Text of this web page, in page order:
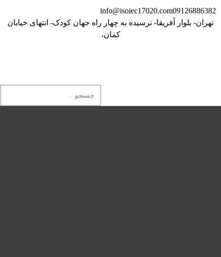
09126886382
info@isoiec17020.com
تهران- بلوار آفریقا- نرسیده به چهار راه جهان کودک- انتهای خیابان
کمان،